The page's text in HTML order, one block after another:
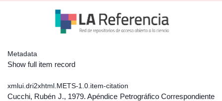
Metadata
Show full item record
xmlui.dri2xhtml.METS-1.0.item-citation
Cucchi, Rubén J., 1979. Apéndice Petrográfico Correspondiente